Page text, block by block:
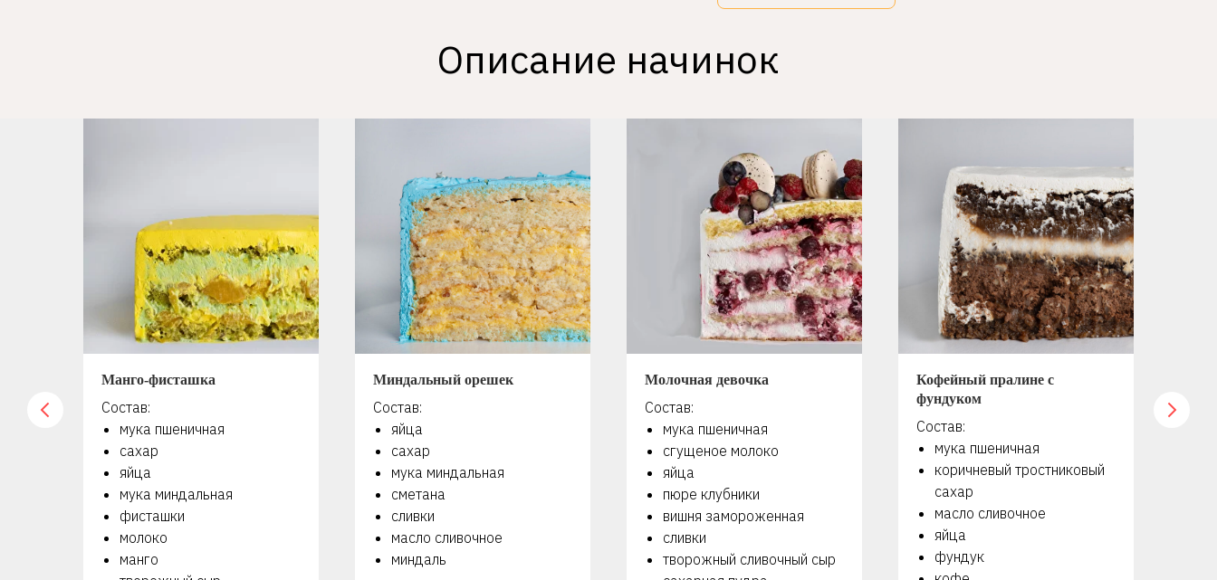
Описание начинок
Манго-фисташка
Состав:
мука пшеничная
сахар
яйца
мука миндальная
фисташки
молоко
манго
Миндальный орешек
Состав:
яйца
сахар
мука миндальная
сметана
сливки
масло сливочное
миндаль
Молочная девочка
Состав:
мука пшеничная
сгущеное молоко
яйца
пюре клубники
вишня замороженная
сливки
творожный сливочный сыр
Кофейный пралине с
фундуком
Состав:
мука пшеничная
коричневый тростниковый
сахар
масло сливочное
яйца
фундук